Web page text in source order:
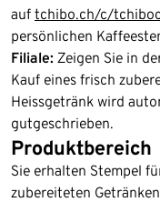
auf tchibo.ch/c/
persönlichen
Filiale: Zeigen Sie in
Kauf eines frisch
Heissgetränk wird
gutgeschrieben.
Produktbereich
Sie erhalten Stempel
zubereiteten